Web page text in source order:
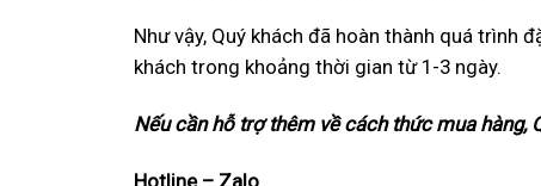
Như vậy, Quý khách đã hoàn thành quá trình
khách trong khoảng thời gian từ 1-3 ngày.
Nếu cần hỗ trợ thêm về cách thức mua hàng,
Hotline – Zalo